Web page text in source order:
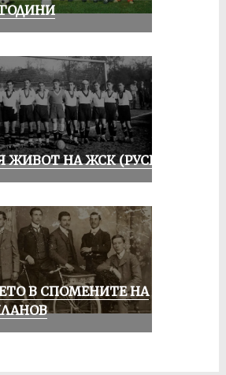
ГОДИНИ
ЖИВОТ НА ЖСК (РУСЕ)
В СПОМЕНИТЕ НА